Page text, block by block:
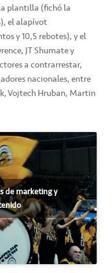
plantilla (fichó la
el alapívot
y 10,5 rebotes), y el
JT Shumate y
a contrarrestar,
nacionales, entre
Vojtech Hruban, Martin
de marketing y